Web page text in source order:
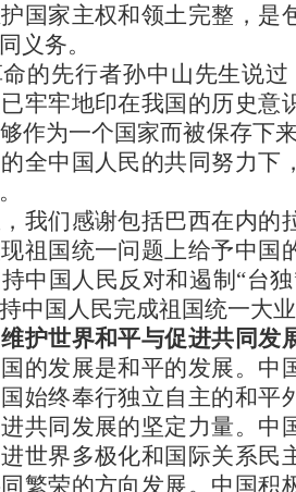
国家主权和领土完整，是
义务。
先行者孙中山先生说过
牢牢地印在我国的历史意
作为一个国家而被保存下
全中国人民的共同努力下
们感谢包括巴西在内的
祖国统一问题上给予中国
中国人民反对和遏制“台
中国人民完成祖国统一大
护世界和平与促进共同发
的发展是和平的发展。中
始终奉行独立自主的和平
共同发展的坚定力量。中
世界多极化和国际关系民
繁荣的方向发展。中国积